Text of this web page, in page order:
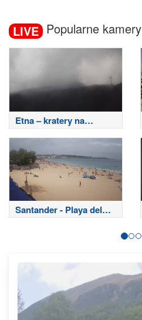
LIVE Popularne kamery
Etna – kratery na
szczycie
Santander - Playa del
Sardinero